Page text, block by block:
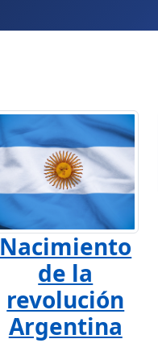
Nacimiento
de la
revolución
Argentina